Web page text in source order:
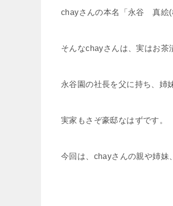
chayさんの本名「永谷 真絵
そんなchayさんは、実はお茶
永谷園の社長を父に持ち、姉
実家もさぞ豪邸なはずです。
今回は、chayさんの親や姉妹